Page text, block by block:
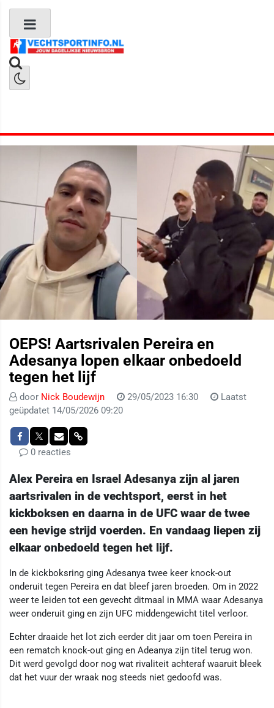
OEPS! Aartsrivalen Pereira en
Adesanya lopen elkaar onbedoeld
tegen het lijf
door Nick Boudewijn 29/05/2023 16:30
Laatst
geüpdatet 14/05/2026 09:20
0 reacties
Alex Pereira en Israel Adesanya zijn al jaren
aartsrivalen in de vechtsport, eerst in het
kickboksen en daarna in de UFC waar de twee
een hevige strijd voerden. En vandaag liepen zij
elkaar onbedoeld tegen het lijf.
In de kickboksring ging Adesanya twee keer knock-out
onderuit tegen Pereira en dat bleef jaren broeden. Om in 2022
weer te leiden tot een gevecht ditmaal in MMA waar Adesanya
weer onderuit ging en zijn UFC middengewicht titel verloor.
Echter draaide het lot zich eerder dit jaar om toen Pereira in
een rematch knock-out ging en Adeanya zijn titel terug won.
Dit werd gevolgd door nog wat rivaliteit achteraf waaruit bleek
dat het vuur der wraak nog steeds niet gedoofd was.